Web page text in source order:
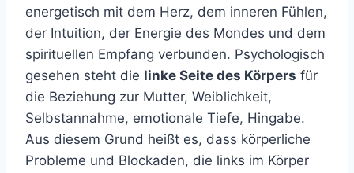
energetisch mit dem Herz, dem inneren Fühlen,
der Intuition, der Energie des Mondes und dem
spirituellen Empfang verbunden. Psychologisch
gesehen steht die linke Seite des Körpers für
die Beziehung zur Mutter, Weiblichkeit,
Selbstannahme, emotionale Tiefe, Hingabe.
Aus diesem Grund heißt es, dass körperliche
Probleme und Blockaden, die links im Körper